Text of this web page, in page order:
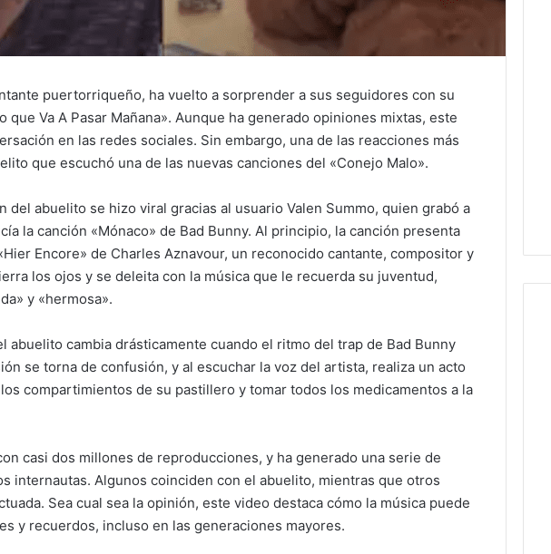
puertorriqueño, ha vuelto a sorprender a sus seguidores con su
que Va A Pasar Mañana». Aunque ha generado opiniones mixtas, este
en las redes sociales. Sin embargo, una de las reacciones más
que escuchó una de las nuevas canciones del «Conejo Malo».
del abuelito se hizo viral gracias al usuario Valen Summo, quien grabó a
la canción «Mónaco» de Bad Bunny. Al principio, la canción presenta
Encore» de Charles Aznavour, un reconocido cantante, compositor y
los ojos y se deleita con la música que le recuerda su juventud,
y «hermosa».
abuelito cambia drásticamente cuando el ritmo del trap de Bad Bunny
se torna de confusión, y al escuchar la voz del artista, realiza un acto
compartimientos de su pastillero y tomar todos los medicamentos a la
casi dos millones de reproducciones, y ha generado una serie de
internautas. Algunos coinciden con el abuelito, mientras que otros
Sea cual sea la opinión, este video destaca cómo la música puede
y recuerdos, incluso en las generaciones mayores.